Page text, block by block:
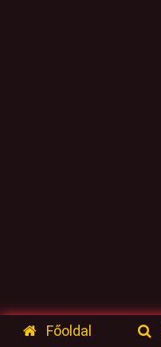
Főoldal